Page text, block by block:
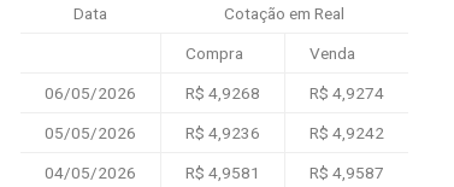
Data Cotação em Real
Compra Venda
06/05/2026 R$ 4,9268 R$ 4,9274
05/05/2026 R$ 4,9236 R$ 4,9242
04/05/2026 R$ 4,9581 R$ 4,9587